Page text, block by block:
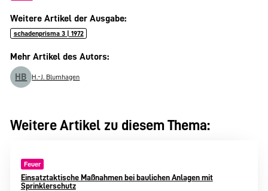
Weitere Artikel der Ausgabe:
schadenprisma 3 | 1972
Mehr Artikel des Autors:
HB H.-J. Blumhagen
Weitere Artikel zu diesem Thema:
Feuer
Einsatztaktische Maßnahmen bei baulichen Anlagen mit
Sprinklerschutz